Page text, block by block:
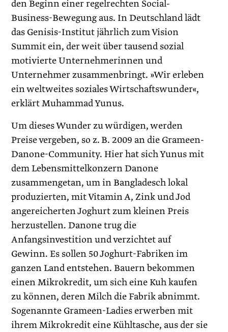
den Beginn einer regelrechten Social-
Business-Bewegung aus. In Deutschland lädt
das Genisis-Institut jährlich zum Vision
Summit ein, der weit über tausend sozial
motivierte Unternehmerinnen und
Unternehmer zusammenbringt. »Wir erleben
ein weltweites soziales Wirtschaftswunder«,
erklärt Muhammad Yunus.
Um dieses Wunder zu würdigen, werden
Preise vergeben, so z. B. 2009 an die Grameen-
Danone-Community. Hier hat sich Yunus mit
dem Lebensmittelkonzern Danone
zusammengetan, um in Bangladesch lokal
produzierten, mit Vitamin A, Zink und Jod
angereicherten Joghurt zum kleinen Preis
herzustellen. Danone trug die
Anfangsinvestition und verzichtet auf
Gewinn. Es sollen 50 Joghurt-Fabriken im
ganzen Land entstehen. Bauern bekommen
einen Mikrokredit, um sich eine Kuh kaufen
zu können, deren Milch die Fabrik abnimmt.
Sogenannte Grameen-Ladies erwerben mit
ihrem Mikrokredit eine Kühltasche, aus der sie